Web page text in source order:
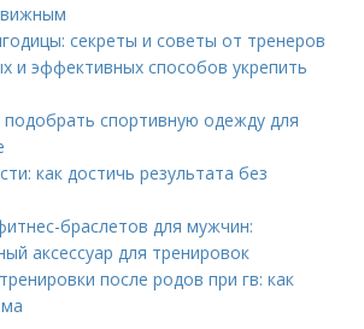
секреты и советы от тренеров
и эффективных способов укрепить
подобрать спортивную одежду для
как достичь результата без
браслетов для мужчин:
аксессуар для тренировок
после родов при гв: как